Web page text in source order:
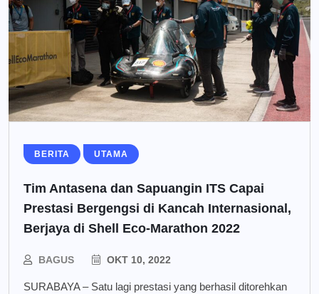
BERITA UTAMA
Tim Antasena dan Sapuangin ITS Capai
Prestasi Bergengsi di Kancah Internasional,
Berjaya di Shell Eco-Marathon 2022
BAGUS OKT 10, 2022
SURABAYA – Satu lagi prestasi yang berhasil ditorehkan